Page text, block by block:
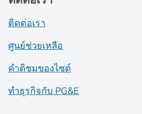
ติดต่อเรา
ศูนย์ช่วยเหลือ
คำติชมของไซต์
ทำธุรกิจกับ PG&E